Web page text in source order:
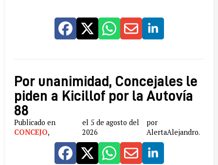
Por unanimidad, Concejales le
piden a Kicillof por la Autovía
88
Publicado en
CONCEJO,
el 5 de agosto del
2026
por
AlertaAlejandro.